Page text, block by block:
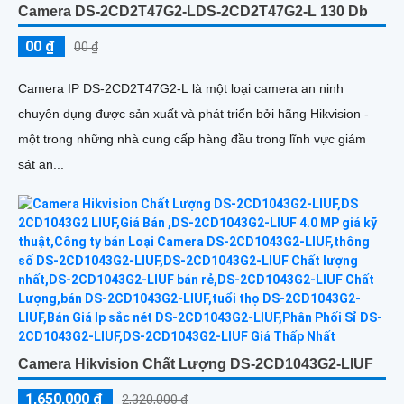
Camera DS-2CD2T47G2-LDS-2CD2T47G2-L 130 Db
00 ₫ 00 ₫
Camera IP DS-2CD2T47G2-L là một loại camera an ninh
chuyên dụng được sản xuất và phát triển bởi hãng Hikvision -
một trong những nhà cung cấp hàng đầu trong lĩnh vực giám
sát an...
Camera Hikvision Chất Lượng DS-2CD1043G2-LIUF
1,650,000 ₫ 2,320,000 ₫